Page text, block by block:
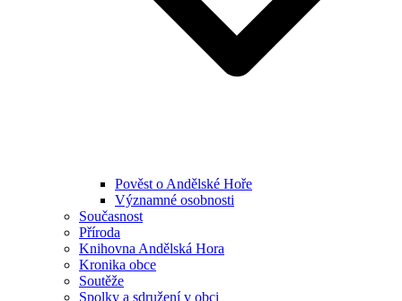
Pověst o Andělské Hoře
Významné osobnosti
Současnost
Příroda
Knihovna Andělská Hora
Kronika obce
Soutěže
Spolky a sdružení v obci